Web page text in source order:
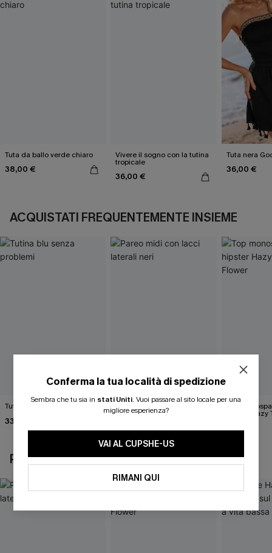
Tuta da ballo verde chiaro
38,00 €
Vivere il sogno con la tutina
tropicale
36,00 €
Tuta nera
36,00 €
ACQUISTATI FREQUENTEMENTE INSIEME
Tutina blu senza problemi
33,00 €
Pareo midi con lacci laterali
neri
22,00 €
Top
hipster
35,00 €
POTREBBE INTERESSARTI ANCHE
Conferma la tua località di spedizione
Sembra che tu sia in stati Uniti. Vuoi passare al sito locale per una
migliore esperienza?
VAI AL CUPSHE-US
RIMANI QUI